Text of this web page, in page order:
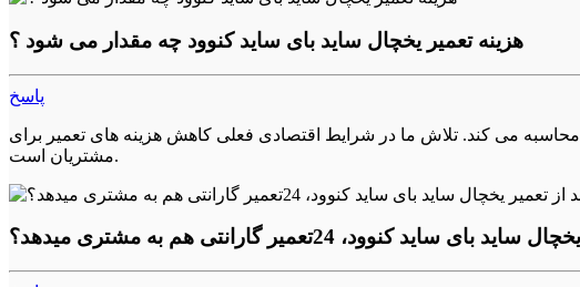
داخل فریزر نفوذ کند و باعث خرابی دستگاه شود. در این صورت، باید
هزینه تعمیر یخچال ساید بای ساید کنوود چه مقدار می شود ؟
پاسخ
24تعمیر هزینه ها را براساس تعرفه نمایندگی محاسبه می کند. تلاش ما در شرایط اقتصادی فعلی کاهش هزینه های تعمیر برای
مشتریان است.
ساید کنوود، 24تعمیر گارانتی هم به مشتری میدهد؟